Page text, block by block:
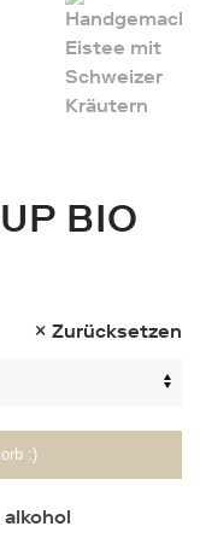
BIO
Zurücksetzen
:)